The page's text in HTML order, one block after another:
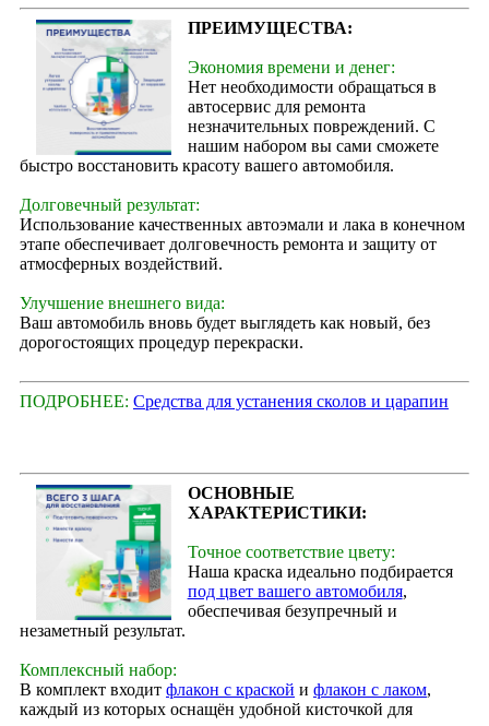
ПРЕИМУЩЕСТВА:
Экономия времени и денег:
Нет необходимости обращаться в
автосервис для ремонта
незначительных повреждений. С
нашим набором вы сами сможете
быстро восстановить красоту вашего автомобиля.
Долговечный результат:
Использование качественных автоэмали и лака в конечном
этапе обеспечивает долговечность ремонта и защиту от
атмосферных воздействий.
Улучшение внешнего вида:
Ваш автомобиль вновь будет выглядеть как новый, без
дорогостоящих процедур перекраски.
ПОДРОБНЕЕ: Средства для устанения сколов и царапин
ОСНОВНЫЕ
ХАРАКТЕРИСТИКИ:
Точное соответствие цвету:
Наша краска идеально подбирается
под цвет вашего автомобиля,
обеспечивая безупречный и
незаметный результат.
Комплексный набор:
В комплект входит флакон с краской и флакон с лаком,
каждый из которых оснащён удобной кисточкой для